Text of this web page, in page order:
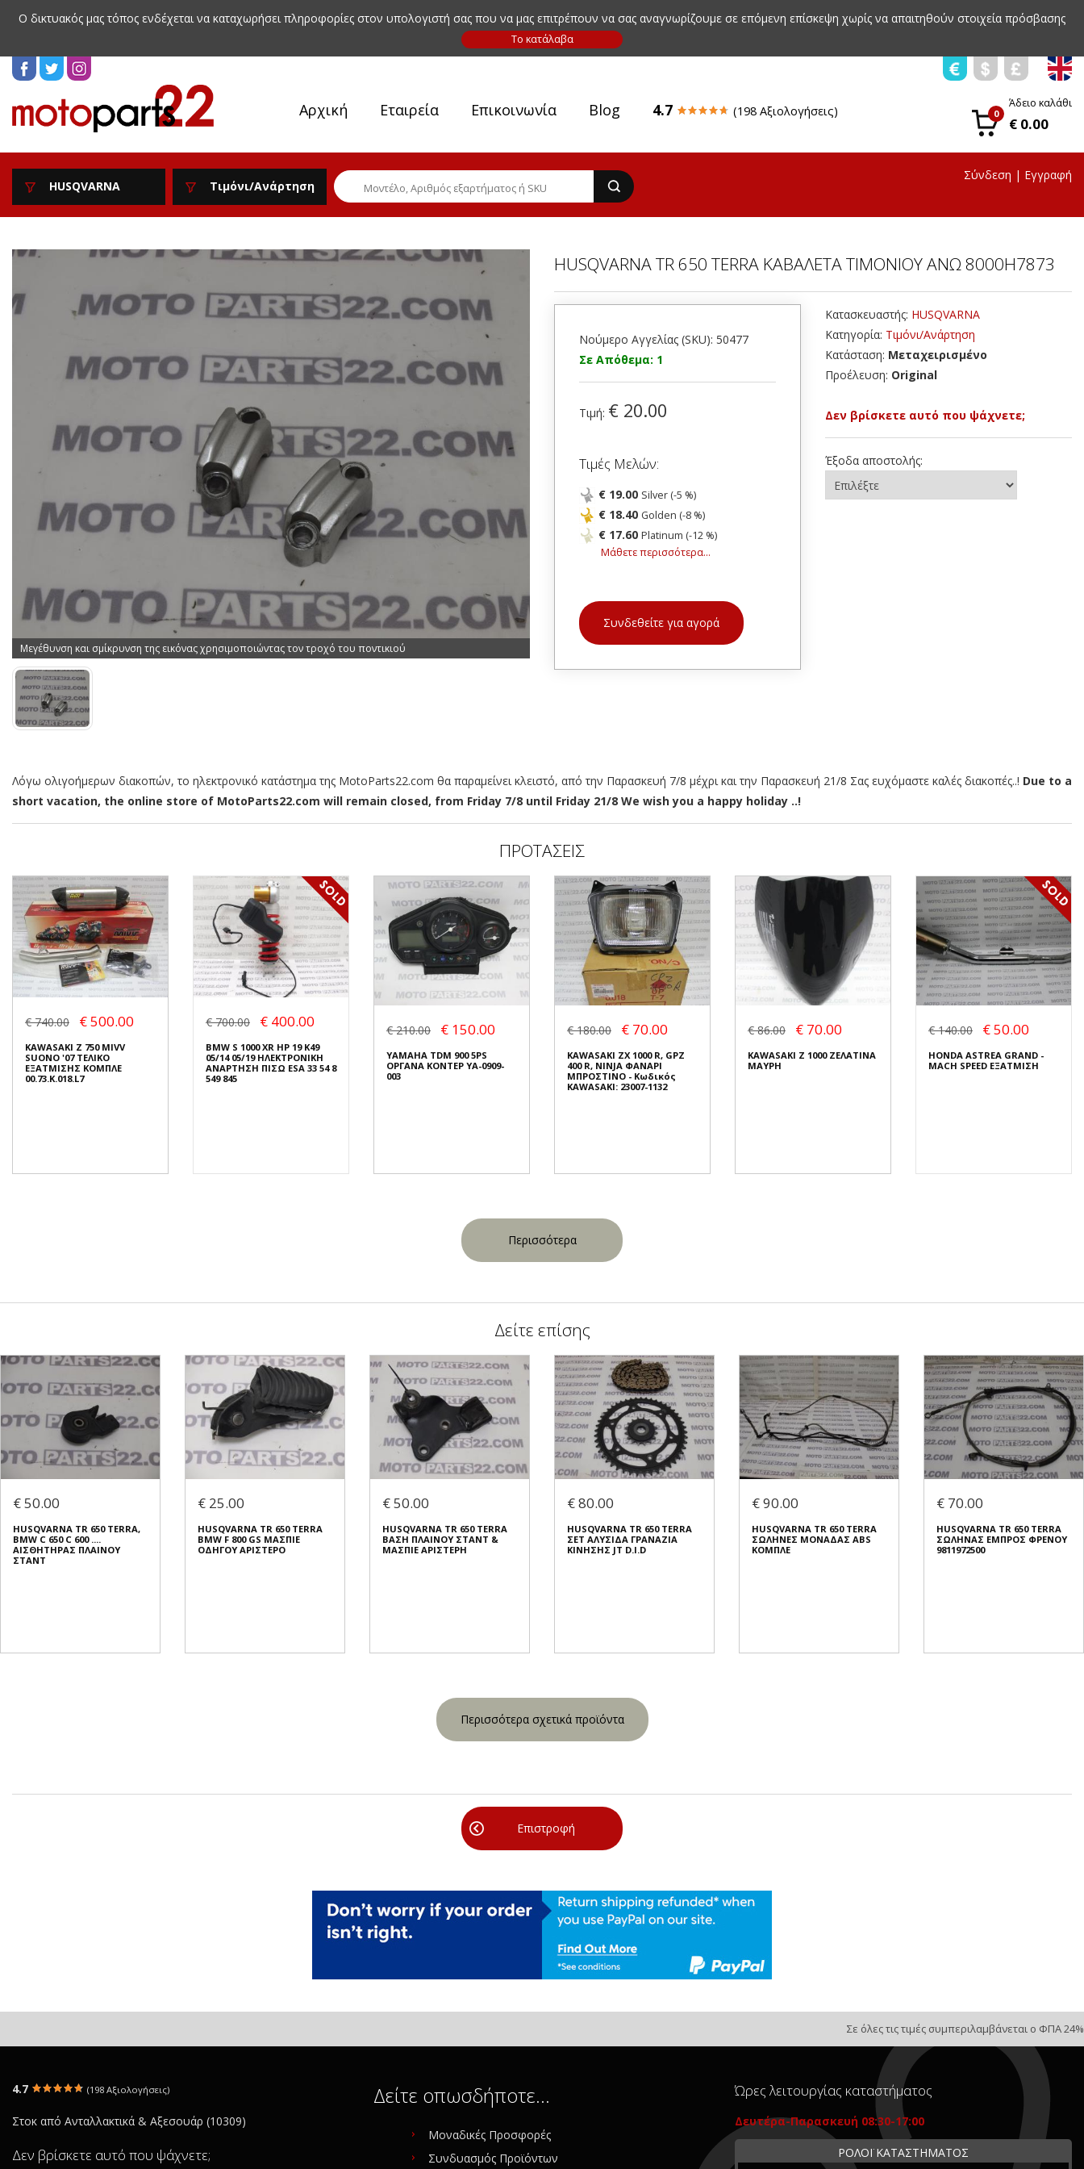
Ο δικτυακός μας τόπος ενδέχεται να καταχωρήσει πληροφορίες στον υπολογιστή σας που να μας επιτρέπουν να σας αναγνωρίζουμε σε επόμενη επίσκεψη χωρίς να απαιτηθούν στοιχεία πρόσβασης
Αρχική Εταιρεία Επικοινωνία Blog 4.7 (198 Αξιολογήσεις) 0
Άδειο καλάθι
€ 0.00
HUSQVARNA Τιμόνι/Ανάρτηση
Σύνδεση | Εγγραφή
Μεγέθυνση και σμίκρυνση της εικόνας χρησιμοποιώντας τον τροχό του ποντικιού
HUSQVARNA TR 650 TERRA ΚΑΒΑΛΕΤΑ ΤΙΜΟΝΙΟΥ ΑΝΩ 8000H7873
Νούμερο Αγγελίας (SKU): 50477
Σε Απόθεμα: 1
Τιμή: € 20.00
Τιμές Μελών:
€ 19.00 Silver (-5 %)
€ 18.40 Golden (-8 %)
€ 17.60 Platinum (-12 %)
Μάθετε περισσότερα...
Συνδεθείτε για αγορά
Κατασκευαστής: HUSQVARNA
Κατηγορία: Τιμόνι/Ανάρτηση
Κατάσταση: Μεταχειρισμένο
Προέλευση: Original
Δεν βρίσκετε αυτό που ψάχνετε;
Έξοδα αποστολής:
Λόγω ολιγοήμερων διακοπών, το ηλεκτρονικό κατάστημα της MotoParts22.com θα παραμείνει κλειστό, από την Παρασκευή 7/8 μέχρι και την Παρασκευή 21/8 Σας ευχόμαστε καλές διακοπές..! Due to a
short vacation, the online store of MotoParts22.com will remain closed, from Friday 7/8 until Friday 21/8 We wish you a happy holiday ..!
ΠΡΟΤΑΣΕΙΣ
€ 740.00 € 500.00
KAWASAKI Z 750 MIVV
SUONO '07 ΤΕΛΙΚΟ
ΕΞΑΤΜΙΣΗΣ ΚΟΜΠΛΕ
00.73.K.018.L7
€ 700.00 € 400.00
BMW S 1000 XR HP 19 K49
05/14 05/19 ΗΛΕΚΤΡΟΝΙΚΗ
ΑΝΑΡΤΗΣΗ ΠΙΣΩ ESA 33 54 8
549 845
€ 210.00 € 150.00
YAMAHA TDM 900 5PS
ΟΡΓΑΝΑ ΚΟΝΤΕΡ YA-0909-
003
€ 180.00 € 70.00
KAWASAKI ZX 1000 R, GPZ
400 R, NINJA ΦΑΝΑΡΙ
ΜΠΡΟΣΤΙΝΟ - Κωδικός
KAWASAKI: 23007-1132
€ 86.00 € 70.00
KAWASAKI Z 1000 ΖΕΛΑΤΙΝΑ
ΜΑΥΡΗ
€ 140.00 € 50.00
HONDA ASTREA GRAND -
MACH SPEED ΕΞΑΤΜΙΣΗ
Περισσότερα
Δείτε επίσης
€ 50.00
HUSQVARNA TR 650 TERRA,
BMW C 650 C 600 ....
ΑΙΣΘΗΤΗΡΑΣ ΠΛΑΙΝΟΥ
ΣΤΑΝΤ
€ 25.00
HUSQVARNA TR 650 TERRA
BMW F 800 GS ΜΑΣΠΙΕ
ΟΔΗΓΟΥ ΑΡΙΣΤΕΡΟ
€ 50.00
HUSQVARNA TR 650 TERRA
ΒΑΣΗ ΠΛΑΙΝΟΥ ΣΤΑΝΤ &
ΜΑΣΠΙΕ ΑΡΙΣΤΕΡΗ
€ 80.00
HUSQVARNA TR 650 TERRA
ΣΕΤ ΑΛΥΣΙΔΑ ΓΡΑΝΑΖΙΑ
ΚΙΝΗΣΗΣ JT D.I.D
€ 90.00
HUSQVARNA TR 650 TERRA
ΣΩΛΗΝΕΣ ΜΟΝΑΔΑΣ ABS
ΚΟΜΠΛΕ
€ 70.00
HUSQVARNA TR 650 TERRA
ΣΩΛΗΝΑΣ ΕΜΠΡΟΣ ΦΡΕΝΟΥ
9811972500
Περισσότερα σχετικά προϊόντα
Επιστροφή
Σε όλες τις τιμές συμπεριλαμβάνεται ο ΦΠΑ 24%
4.7 (198 Αξιολογήσεις)
Στοκ από Ανταλλακτικά & Αξεσουάρ (10309)
Δεν βρίσκετε αυτό που ψάχνετε;
Δείτε οπωσδήποτε…
Μοναδικές Προσφορές
Συνδυασμός Προϊόντων
Ώρες λειτουργίας καταστήματος
Δευτέρα-Παρασκευή 08:30-17:00
ΡΟΛΟΪ ΚΑΤΑΣΤΗΜΑΤΟΣ